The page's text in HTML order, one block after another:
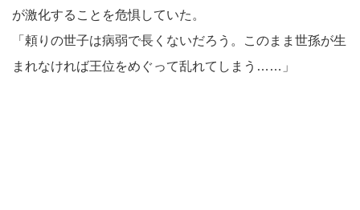
が激化することを危惧していた。
「頼りの世子は病弱で長くないだろう。このまま世孫が生
まれなければ王位をめぐって乱れてしまう……」